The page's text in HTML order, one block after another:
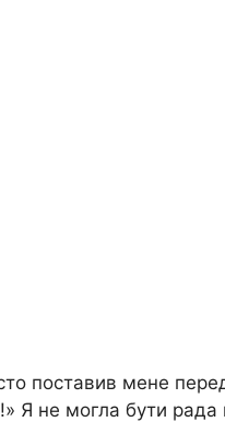
поставив мене
Я не могла бути рада